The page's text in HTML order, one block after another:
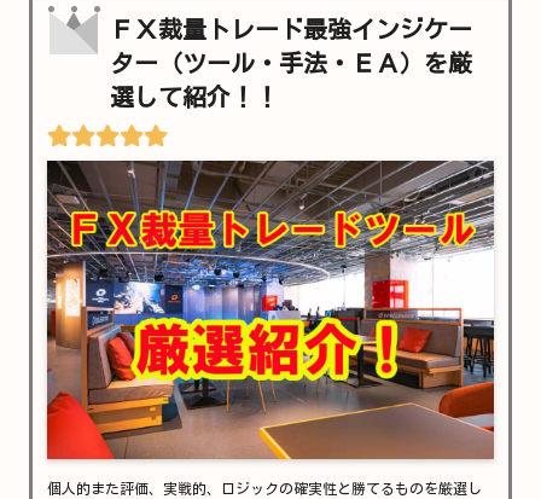
ＦＸ裁量トレード最強インジケー
ター（ツール・手法・ＥＡ）を厳
選して紹介！！
個人的また評価、実戦的、ロジックの確実性と勝てるものを厳選し